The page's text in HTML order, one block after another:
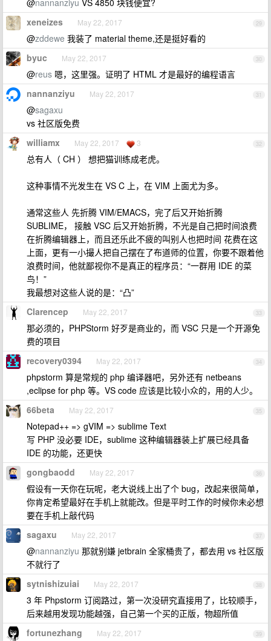
@nannanziyu VS 4850 块钱便宜?
29
xeneizes May 22, 2017
@zddewe 我装了 material theme,还是挺好看的
30
byuc May 22, 2017
@reus 嗯，这里强。证明了 HTML 才是最好的编程语言
31
nannanziyu May 22, 2017
@sagaxu
vs 社区版免费
32
williamx May 22, 2017 3
总有人（ CH ） 想把猫训练成老虎。
这种事情不光发生在 VS C 上，在 VIM 上面尤为多。
通常这些人 先折腾 VIM/EMACS，完了后又开始折腾
SUBLIME， 接触 VSC 后又开始折腾，不光是自己把时间浪费
在折腾编辑器上，而且还乐此不疲的叫别人也把时间 花费在这
上面，更有一小撮人把自己摆在了布道师的位置，你要不跟着他
浪费时间，他就鄙视你不是真正的程序员：“一群用 IDE 的菜
鸟！”
我最想对这些人说的是：“凸”
33
Clarencep May 22, 2017
那必须的，PHPStorm 好歹是商业的，而 VSC 只是一个开源免
费的项目
34
recovery0394 May 22, 2017
phpstorm 算是常规的 php 编译器吧，另外还有 netbeans
,eclipse for php 等。VS code 应该是比较小众的，用的人少。
35
66beta May 22, 2017
Notepad++ => gVIM => sublime Text
写 PHP 没必要 IDE，sublime 这种编辑器装上扩展已经具备
IDE 的功能，还更快
36
gongbaodd May 22, 2017
假设有一天你在玩呢，老大说线上出了个 bug，改起来很简单，
你肯定希望最好在手机上就能改。但是平时工作的时候你未必想
要在手机上敲代码
37
sagaxu May 22, 2017
@nannanziyu 那就别嫌 jetbrain 全家桶贵了，都去用 vs 社区版
不就行了
38
sytnishizuiai May 22, 2017
3 年 Phpstorm 订阅路过，第一次没研究直接用了，比较顺手，
后来越用发现功能越强，自己第一个买的正版，物超所值
39
fortunezhang May 22, 2017